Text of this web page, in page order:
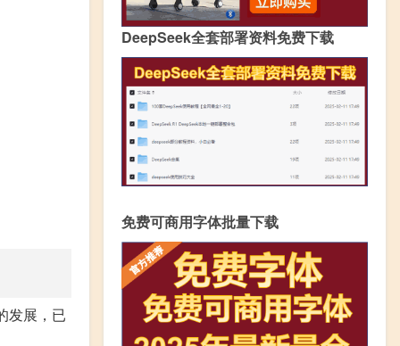
发展，已
DeepSeek全套部署资料免费下载
免费可商用字体批量下载